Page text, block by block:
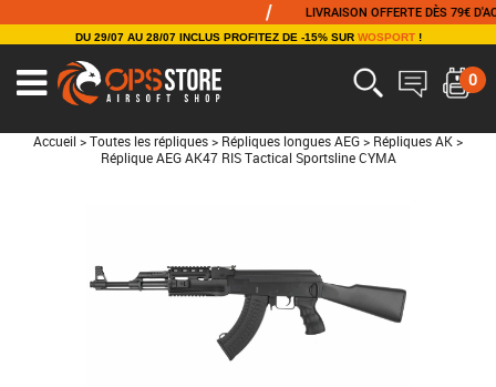
LIVRAISON OFFERTE DÈS 79€ D'ACHAT
DU 29/07 AU 28/07 INCLUS PROFITEZ DE -15% SUR WOSPORT!
0
Accueil > Toutes les répliques > Répliques longues AEG > Répliques AK >
Réplique AEG AK47 RIS Tactical Sportsline CYMA